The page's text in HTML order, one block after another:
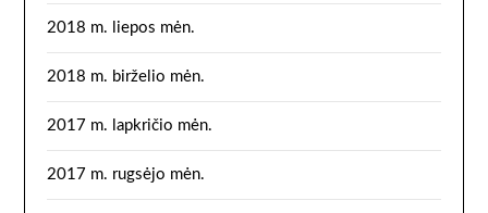
2018 m. liepos mėn.
2018 m. birželio mėn.
2017 m. lapkričio mėn.
2017 m. rugsėjo mėn.